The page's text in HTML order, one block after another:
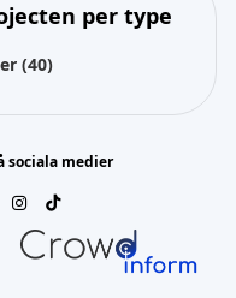
per type
(40)
sociala medier